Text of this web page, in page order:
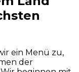
ein Menü zu,
der